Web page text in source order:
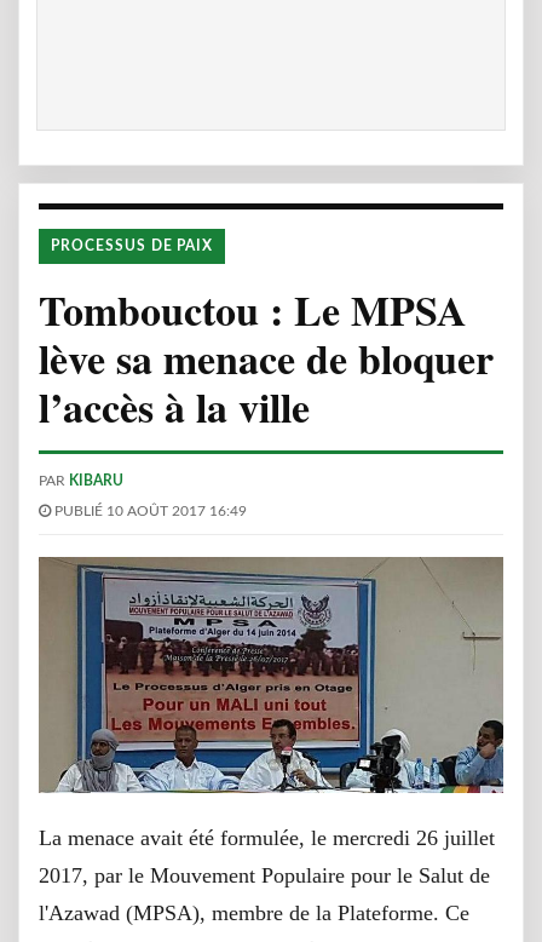
PROCESSUS DE PAIX
Tombouctou : Le MPSA
lève sa menace de bloquer
l’accès à la ville
PAR KIBARU
PUBLIÉ 10 AOÛT 2017 16:49
La menace avait été formulée, le mercredi 26 juillet
2017, par le Mouvement Populaire pour le Salut de
l'Azawad (MPSA), membre de la Plateforme. Ce